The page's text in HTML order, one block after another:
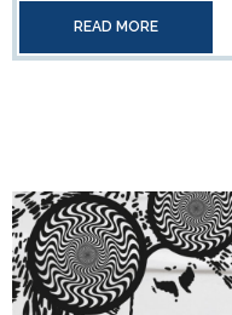
READ MORE